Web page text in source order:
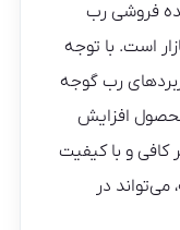
فروشی رب
است. با توجه
رب گوجه
افزایش
کافی و با کیفیت
می‌تواند در